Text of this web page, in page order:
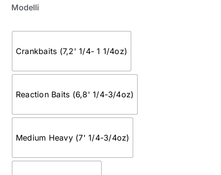
Modelli
Crankbaits (7,2' 1/4- 1 1/4oz)
Reaction Baits (6,8' 1/4-3/4oz)
Medium Heavy (7' 1/4-3/4oz)